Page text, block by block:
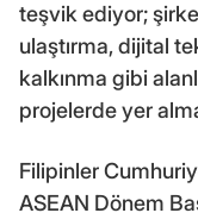
teşvik ediyor;
ulaştırma, dijital
kalkınma gibi
projelerde yer
Filipinler
ASEAN Dönem